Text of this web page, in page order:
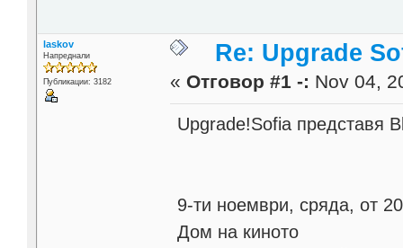
laskov
Напреднали
Публикации: 3182
Re: Upgrade
« Отговор #1 -: Nov 04,
Upgrade!Sofia представя
9-ти ноември, сряда, от
Дом на киното